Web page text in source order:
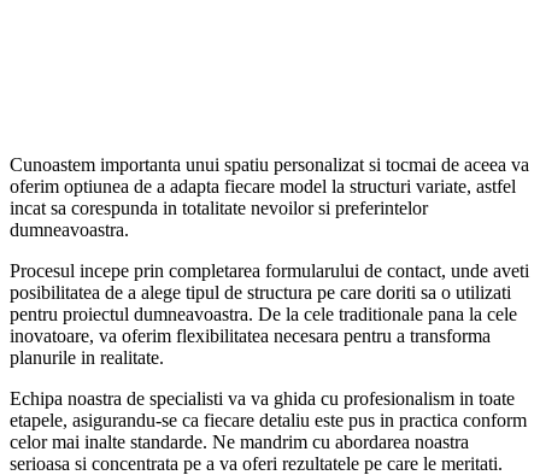
Cunoastem importanta unui spatiu personalizat si tocmai de aceea va
oferim optiunea de a adapta fiecare model la structuri variate, astfel
incat sa corespunda in totalitate nevoilor si preferintelor
dumneavoastra.
Procesul incepe prin completarea formularului de contact, unde aveti
posibilitatea de a alege tipul de structura pe care doriti sa o utilizati
pentru proiectul dumneavoastra. De la cele traditionale pana la cele
inovatoare, va oferim flexibilitatea necesara pentru a transforma
planurile in realitate.
Echipa noastra de specialisti va va ghida cu profesionalism in toate
etapele, asigurandu-se ca fiecare detaliu este pus in practica conform
celor mai inalte standarde. Ne mandrim cu abordarea noastra
serioasa si concentrata pe a va oferi rezultatele pe care le meritati.